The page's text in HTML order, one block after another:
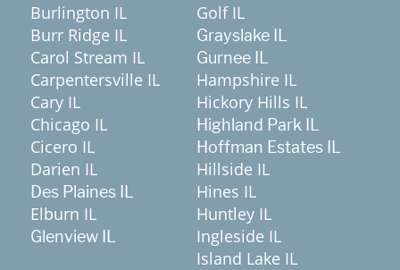
Burlington IL
Burr Ridge IL
Carol Stream IL
Carpentersville IL
Cary IL
Chicago IL
Cicero IL
Darien IL
Des Plaines IL
Elburn IL
Glenview IL
Golf IL
Grayslake IL
Gurnee IL
Hampshire IL
Hickory Hills IL
Highland Park IL
Hoffman Estates IL
Hillside IL
Hines IL
Huntley IL
Ingleside IL
Island Lake IL